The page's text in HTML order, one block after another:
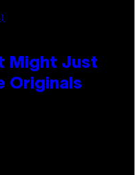
Might Just
Originals